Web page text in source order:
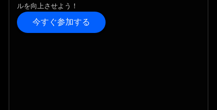
ルを向上させよう！
今すぐ参加する